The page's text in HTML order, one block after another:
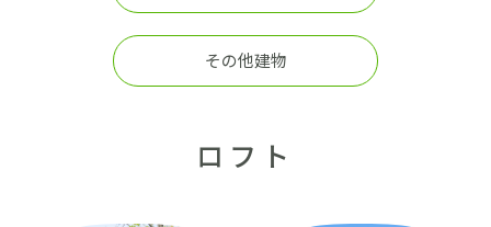
採用情報
土地をお探しの方
その他建物
ロフト